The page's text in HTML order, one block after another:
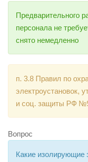
Предварительного
персонала не
снято немедленно
п. 3.8 Правил по
электроустановок,
и соц. защиты РФ
Вопрос
Какие изолирующие